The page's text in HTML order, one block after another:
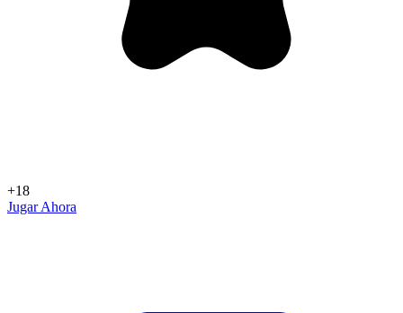
+18
Jugar Ahora